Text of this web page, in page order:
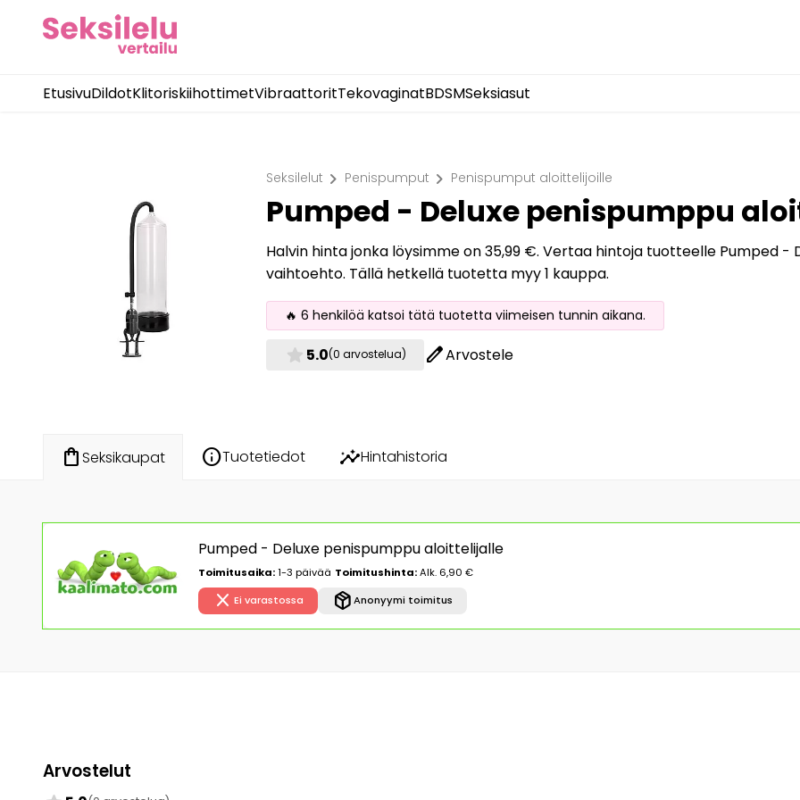
EtusivuDildotKlitoriskiihottimetVibraattoritTekovaginatBDSMSeksiasut
Seksilelut chevron_right Penispumput chevron_right Penispumput aloittelijoille
Pumped - Deluxe penispumppu
Halvin hinta jonka löysimme on 35,99 €. Vertaa hintoja tuotteelle Pumped -
vaihtoehto. Tällä hetkellä tuotetta myy 1 kauppa.
🔥 6 henkilöä katsoi tätä tuotetta viimeisen tunnin aikana.
star 5.0(0 arvostelua) editArvostele
shopping_bagSeksikaupat infoTuotetiedot insightsHintahistoria
Pumped - Deluxe penispumppu aloittelijalle
Toimitusaika:1-3 päivää Toimitushinta:Alk. 6,90 €
close Ei varastossa package_2Anonyymi toimitus
Arvostelut